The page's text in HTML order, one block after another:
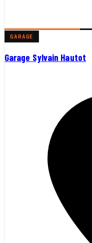
GARAGE
Garage Sylvain Hautot